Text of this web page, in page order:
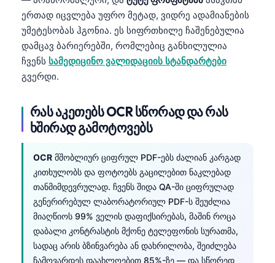
ერთად იცვლება უფრო მეტად, ვიდრე ადამიანების
უმეტესობას ჰგონია. ეს სიფრთხილე ჩაშენებულია
დამცავ ბარიერებში, რომლებიც განხილულია
ჩვენს სამედიცინო ვალიდაციის სტანდარტები
გვერდი.
რას აკეთებს OCR სწორად და რას
ხშირად გამოტოვებს
OCR მშობლიურ ციფრულ PDF-ებს ძალიან კარგად
კითხულობს და ფოტოებს გაცილებით ნაკლებად
თანმიმდევრულად. ჩვენს შიდა QA-ში ციფრულად
გენერირებულ ლაბორატორიულ PDF-ს შეუძლია
მიაღწიოს 99% ველის დაფიქსირებას, მაშინ როცა
დაბალი კონტრასტის მქონე ტელეფონის სურათმა,
სადაც არის ბზინვარება ან დახრილობა, შეიძლება
ჩამოვარდეს დაახლოებით 85%-ზე — და სწორედ